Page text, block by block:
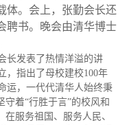
体。会上，张勤会长还
书。
晚会由清华博士
长发表了热情洋溢的讲
，指出了母校建校100年
运，一代代清华人始终秉
守着“行胜于言”的校风和
在服务祖国、服务人民、